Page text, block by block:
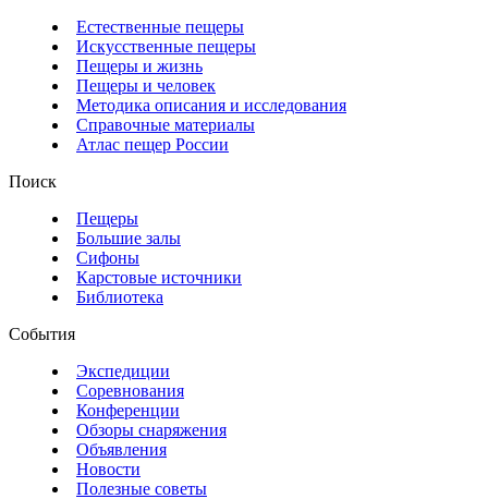
Естественные пещеры
Искусственные пещеры
Пещеры и жизнь
Пещеры и человек
Методика описания и исследования
Справочные материалы
Атлас пещер России
Поиск
Пещеры
Большие залы
Сифоны
Карстовые источники
Библиотека
События
Экспедиции
Соревнования
Конференции
Обзоры снаряжения
Объявления
Новости
Полезные советы